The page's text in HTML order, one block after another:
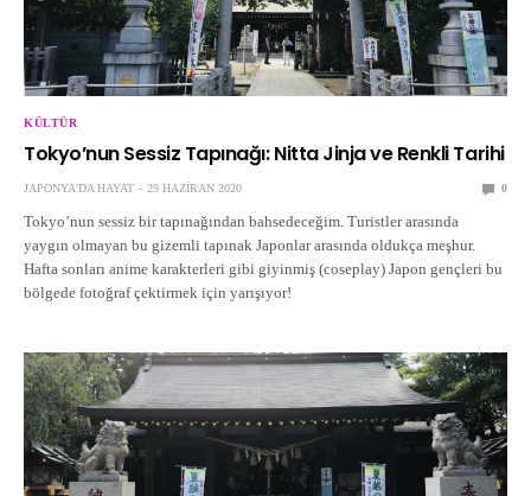
KÜLTÜR
Tokyo’nun Sessiz Tapınağı: Nitta Jinja ve Renkli Tarihi
JAPONYA'DA HAYAT 29 HAZIRAN 2020 0
Tokyo’nun sessiz bir tapınağından bahsedeceğim. Turistler arasında
yaygın olmayan bu gizemli tapınak Japonlar arasında oldukça meşhur.
Hafta sonları anime karakterleri gibi giyinmiş (coseplay) Japon gençleri bu
bölgede fotoğraf çektirmek için yarışıyor!